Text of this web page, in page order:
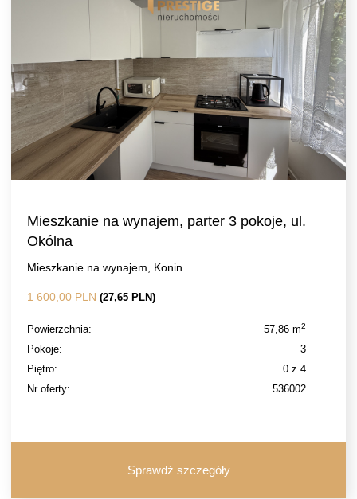
Mieszkanie na wynajem, parter 3 pokoje, ul.
Okólna
Mieszkanie na wynajem, Konin
1 600,00 PLN (27,65 PLN)
Powierzchnia: 57,86 m2
Pokoje:
3
Piętro:
0 z 4
Nr oferty:
536002
Sprawdź szczegóły